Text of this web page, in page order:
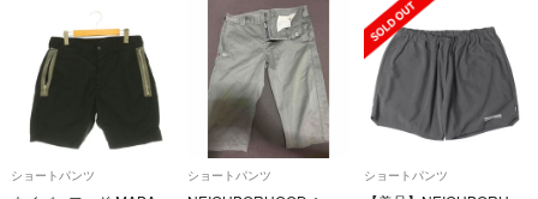
ショートパンツ ショートパンツ ショートパンツ